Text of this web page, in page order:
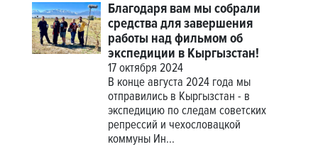
Благодаря вам мы собрали
средства для завершения
работы над фильмом об
экспедиции в Кыргызстан!
17 октября 2024
В конце августа 2024 года мы
отправились в Кыргызстан - в
экспедицию по следам советских
репрессий и чехословацкой
коммуны Ин...